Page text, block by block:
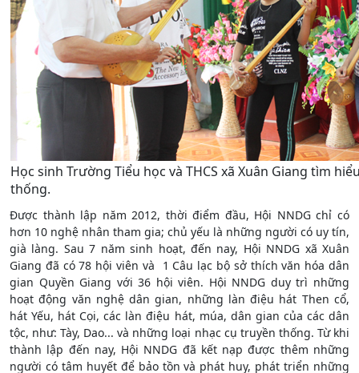
Học sinh Trường Tiểu học và THCS xã Xuân Giang tìm
thống.
Được thành lập năm 2012, thời điểm đầu, Hội NNDG chỉ có
hơn 10 nghệ nhân tham gia; chủ yếu là những người có uy tín,
già làng. Sau 7 năm sinh hoạt, đến nay, Hội NNDG xã Xuân
Giang đã có 78 hội viên và 1 Câu lạc bộ sở thích văn hóa dân
gian Quyền Giang với 36 hội viên. Hội NNDG duy trì những
hoạt động văn nghệ dân gian, những làn điệu hát Then cổ,
hát Yếu, hát Cọi, các làn điệu hát, múa, dân gian của các dân
tộc, như: Tày, Dao... và những loại nhạc cụ truyền thống. Từ khi
thành lập đến nay, Hội NNDG đã kết nạp được thêm những
người có tâm huyết để bảo tồn và phát huy, phát triển những